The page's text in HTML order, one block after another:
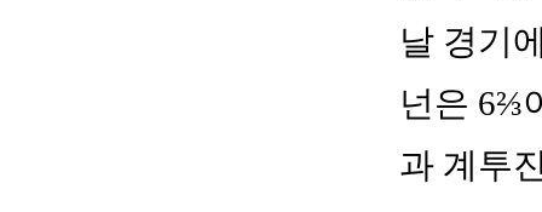
날 경기
넌은 6⅔
과 계투